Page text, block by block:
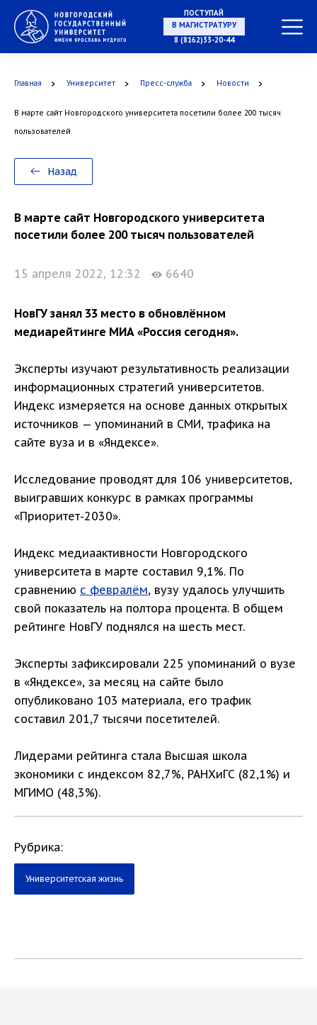
ПОСТУПАЙ
В МАГИСТРАТУРУ
8 (8162)33-20-44
Главная Университет Пресс-служба Новости
В марте сайт Новгородского университета посетили более 200 тысяч
пользователей
Назад
В марте сайт Новгородского университета
посетили более 200 тысяч пользователей
15 апреля 2022, 12:32 6640
НовГУ занял 33 место в обновлённом
медиарейтинге МИА «Россия сегодня».
Эксперты изучают результативность реализации
информационных стратегий университетов.
Индекс измеряется на основе данных открытых
источников — упоминаний в СМИ, трафика на
сайте вуза и в «Яндексе».
Исследование проводят для 106 университетов,
выигравших конкурс в рамках программы
«Приоритет-2030».
Индекс медиаактивности Новгородского
университета в марте составил 9,1%. По
сравнению с февралём, вузу удалось улучшить
свой показатель на полтора процента. В общем
рейтинге НовГУ поднялся на шесть мест.
Эксперты зафиксировали 225 упоминаний о вузе
в «Яндексе», за месяц на сайте было
опубликовано 103 материала, его трафик
составил 201,7 тысячи посетителей.
Лидерами рейтинга стала Высшая школа
экономики с индексом 82,7%, РАНХиГС (82,1%) и
МГИМО (48,3%).
Рубрика:
Университетская жизнь